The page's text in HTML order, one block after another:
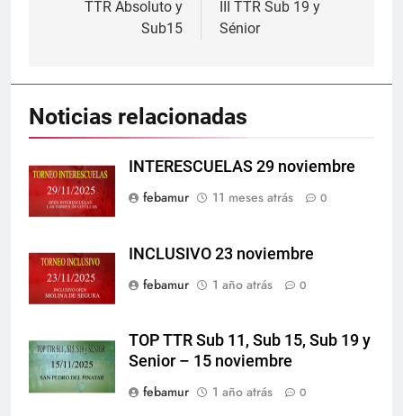
TTR Absoluto y
Sub15
III TTR Sub 19 y
Sénior
Noticias relacionadas
INTERESCUELAS 29 noviembre
febamur
11 meses atrás 0
INCLUSIVO 23 noviembre
febamur
1 año atrás 0
TOP TTR Sub 11, Sub 15, Sub 19 y
Senior – 15 noviembre
febamur
1 año atrás 0